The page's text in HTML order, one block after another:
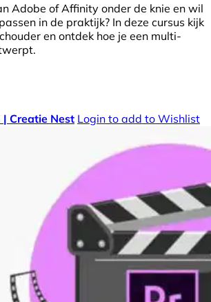
Adobe of Affinity onder de knie en wil
in de praktijk? In deze cursus kijk
en ontdek hoe je een multi-
Creatie Nest Login to add to Wishlist